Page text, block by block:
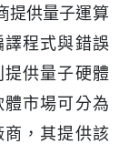
提供量子運算
譯程式與錯誤
供量子硬體
市場可分為
，其提供該